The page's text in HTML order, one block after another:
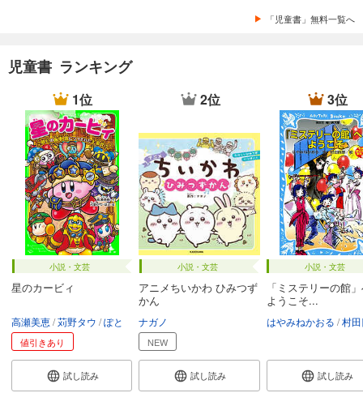
「児童書」無料一覧へ
児童書 ランキング
1位
小説・文芸
星のカービィ
高瀬美恵 苅野タウ ぽと
値引きあり
試し読み
2位
小説・文芸
アニメちいかわ ひみつず
かん
ナガノ
NEW
試し読み
3位
小説・文芸
「ミステリーの館
ようこそ...
はやみねかおる 村
試し読み